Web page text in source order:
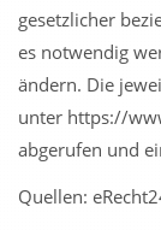
gesetzlicher
es notwendig
ändern. Die
unter https://
abgerufen und
Quellen: